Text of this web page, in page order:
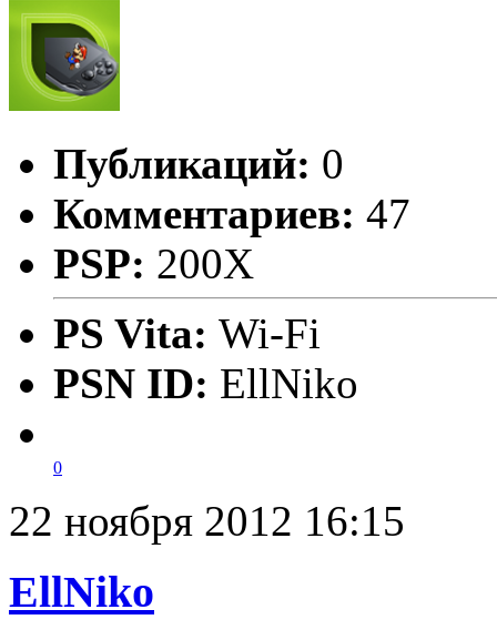
Публикаций: 0
Комментариев: 47
PSP: 200X
PS Vita: Wi-Fi
PSN ID: EllNiko
0
22 ноября 2012 16:15
EllNiko